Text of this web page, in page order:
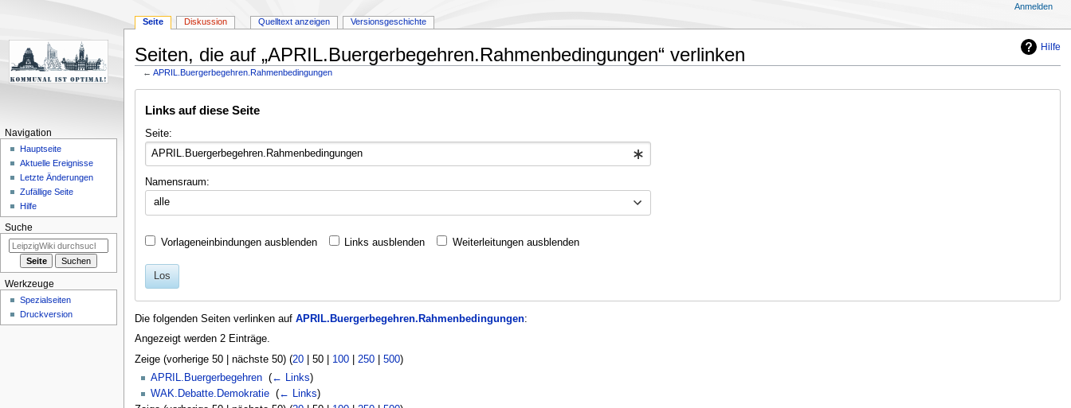
Hilfe
Seiten, die auf „APRIL.Buergerbegehren.Rahmenbedingungen“ verlinken
←APRIL.Buergerbegehren.Rahmenbedingungen
Navigation
Suche
Links auf diese Seite
Seite:
Namensraum:
alle
Vorlageneinbindungen ausblenden Links ausblenden Weiterleitungen ausblenden
Los
Die folgenden Seiten verlinken auf APRIL.Buergerbegehren.Rahmenbedingungen:
Angezeigt werden 2 Einträge.
Zeige (vorherige 50| nächste 50) (20| 50| 100| 250| 500)
APRIL.Buergerbegehren‎ (← Links)
WAK.Debatte.Demokratie‎ (← Links)
Seite Diskussion Quelltext anzeigen Versionsgeschichte
Anmelden
Navigation
Hauptseite
Aktuelle Ereignisse
Letzte Änderungen
Zufällige Seite
Hilfe
Suche
Werkzeuge
Spezialseiten
Druckversion